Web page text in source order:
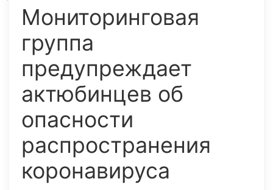
Мониторинговая
группа
предупреждает
актюбинцев об
опасности
распространения
коронавируса